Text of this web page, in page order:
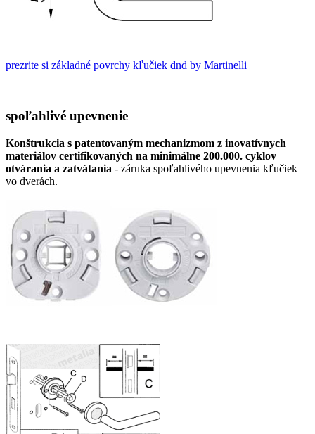
prezrite si základné povrchy kľučiek dnd by Martinelli
spoľahlivé upevnenie
Konštrukcia s patentovaným mechanizmom z inovatívnych
materiálov certifikovaných na minimálne 200.000. cyklov
otvárania a zatvátania - záruka spoľahlivého upevnenia kľučiek
vo dverách.